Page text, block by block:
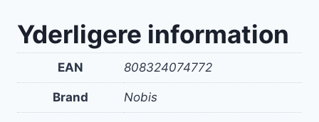
Yderligere information
EAN 808324074772
Brand Nobis